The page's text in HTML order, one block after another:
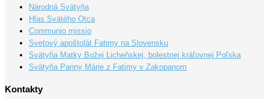
Národná Svätyňa
Hlas Svätého Otca
Communio missio
Svetový apoštolát Fatimy na Slovensku
Svätyňa Matky Božej Licheňskej, bolestnej kráľovnej Poľska
Svätyňa Panny Márie z Fatimy v Zakopanom
Kontakty